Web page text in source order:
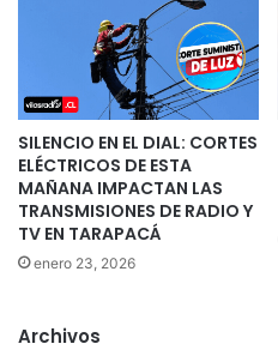
SILENCIO EN EL DIAL: CORTES
ELÉCTRICOS DE ESTA
MAÑANA IMPACTAN LAS
TRANSMISIONES DE RADIO Y
TV EN TARAPACÁ
enero 23, 2026
Archivos